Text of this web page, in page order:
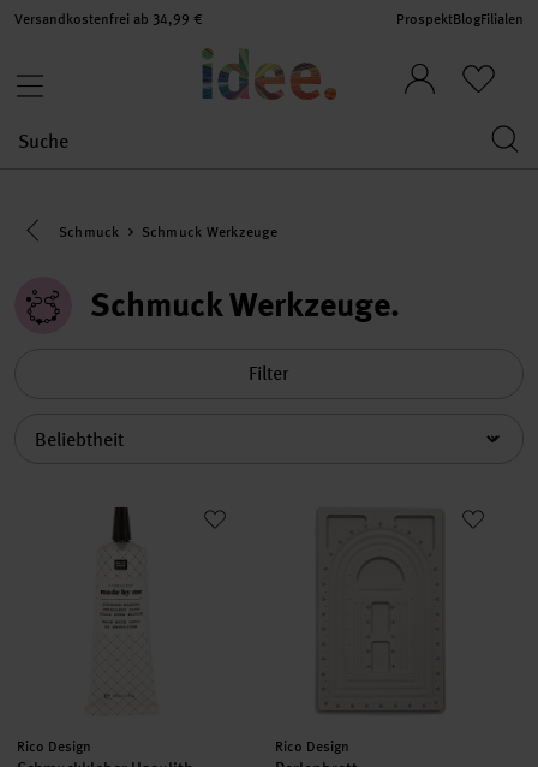
Versandkostenfrei ab 34,99 € ProspektBlogFilialen
Eine Kategorie zurück navigieren
Schmuck Schmuck Werkzeuge
Schmuck Werkzeuge
Filter
Schmuckkleber Hasulith 30ml
Hersteller:
Rico Design Hersteller:
Rico Design